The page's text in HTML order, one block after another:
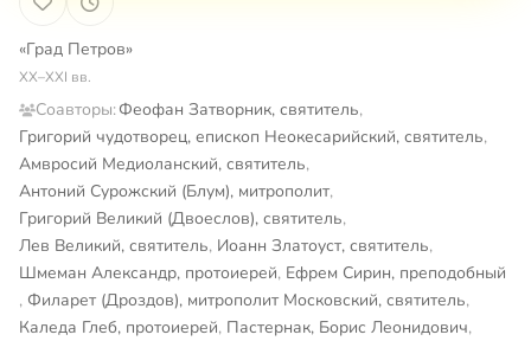
«Град Петров»
XX–XXI вв.
Соавторы:Феофан Затворник, святитель,
Григорий чудотворец, епископ Неокесарийский, святитель,
Амвросий Медиоланский, святитель,
Антоний Сурожский (Блум), митрополит,
Григорий Великий (Двоеслов), святитель,
Лев Великий, святитель, Иоанн Златоуст, святитель,
Шмеман Александр, протоиерей, Ефрем Сирин, преподобный
, Филарет (Дроздов), митрополит Московский, святитель,
Каледа Глеб, протоиерей, Пастернак, Борис Леонидович,